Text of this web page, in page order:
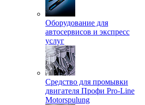
Оборудование для
автосервисов и экспресс
услуг
Средство для промывки
двигателя Профи Pro-Line
Motorspulung